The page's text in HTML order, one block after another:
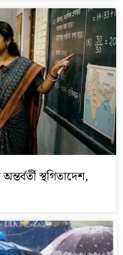
স্থগিতাদেশ,